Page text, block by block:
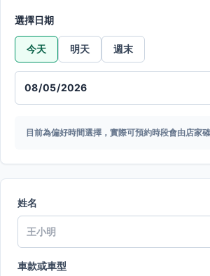
選擇日期
今天 明天 週末
目前為偏好時間選擇，實際可預約時段會由店家
姓名
車款或車型